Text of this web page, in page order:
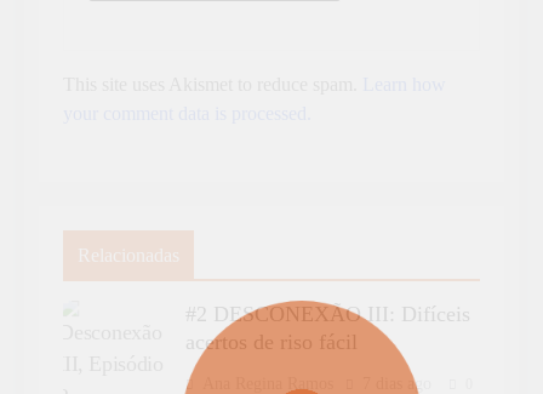
Relacionadas
#2 DESCONEXÃO III: Difíceis
acertos de riso fácil
7 dias ago